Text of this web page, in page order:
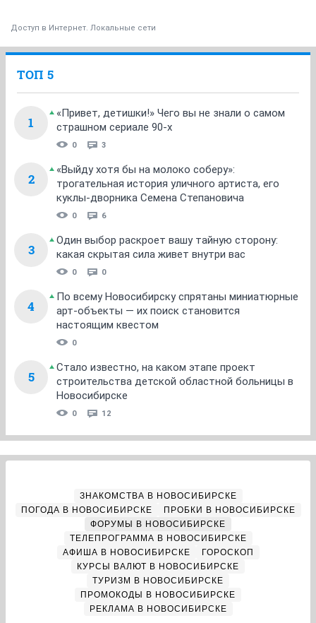
Доступ в Интернет. Локальные сети
ТОП 5
1
«Привет, детишки!» Чего вы не знали о самом
страшном сериале 90-х
0 3
2
«Выйду хотя бы на молоко соберу»:
трогательная история уличного артиста, его
куклы-дворника Семена Степановича
0 6
3
Один выбор раскроет вашу тайную сторону:
какая скрытая сила живет внутри вас
0 0
4
По всему Новосибирску спрятаны миниатюрные
арт-объекты — их поиск становится
настоящим квестом
0
5
Стало известно, на каком этапе проект
строительства детской областной больницы в
Новосибирске
0 12
ЗНАКОМСТВА В НОВОСИБИРСКЕ
ПОГОДА В НОВОСИБИРСКЕ
ПРОБКИ В НОВОСИБИРСКЕ
ФОРУМЫ В НОВОСИБИРСКЕ
ТЕЛЕПРОГРАММА В НОВОСИБИРСКЕ
АФИША В НОВОСИБИРСКЕ
ГОРОСКОП
КУРСЫ ВАЛЮТ В НОВОСИБИРСКЕ
ТУРИЗМ В НОВОСИБИРСКЕ
ПРОМОКОДЫ В НОВОСИБИРСКЕ
РЕКЛАМА В НОВОСИБИРСКЕ